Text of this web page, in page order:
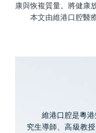
康與恢複質量。將健康
本文由維港口腔醫療
維港口腔是粵
究生導師、高級教